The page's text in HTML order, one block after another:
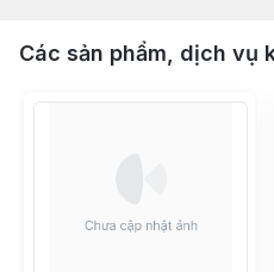
Các sản phẩm, dịch vụ